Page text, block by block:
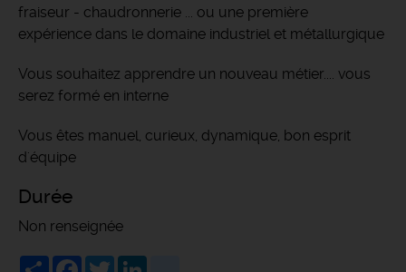
fraiseur - chaudronnerie ... ou une première
expérience dans le domaine industriel et métallurgique
Vous souhaitez apprendre un nouveau métier.... vous
serez formé en interne
Vous êtes manuel, curieux, dynamique, bon esprit
d'équipe
Durée
Non renseignée
ShareFacebook
Twitter